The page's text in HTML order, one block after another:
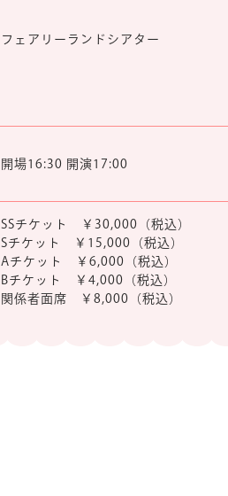
フェアリーランドシアター
開場16:30 開演17:00
SSチケット ￥30,000（税込）
Sチケット ￥15,000（税込）
Aチケット ￥6,000（税込）
Bチケット ￥4,000（税込）
関係者面席 ￥8,000（税込）